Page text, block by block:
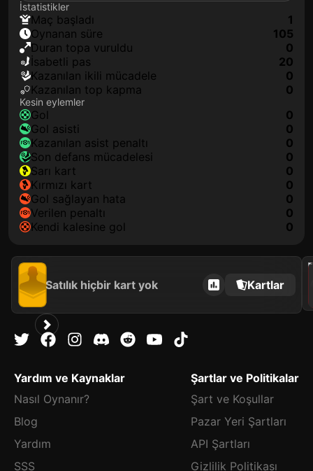
İstatistikler
maç başladı
1
oynanan süre
105
duran topa vuruldu
0
isabetli pas
20
kazanılan ikili mücadele
0
kazanılan top kapma
0
Kesin eylemler
gol
0
gol asisti
0
kazanılan asist penaltı
0
son defans mücadelesi
0
sarı kart
0
kırmızı kart
0
gol sağlayan hata
0
verilen penaltı
0
kendi kalesine gol
0
Satılık hiçbir kart yok Kartlar
2022
Yardım ve Kaynaklar
Nasıl Oynanır?
Blog
Yardım
SSS
Şartlar ve Politikalar
Şart ve Koşullar
Pazar Yeri Şartları
API Şartları
Gizlilik Politikası